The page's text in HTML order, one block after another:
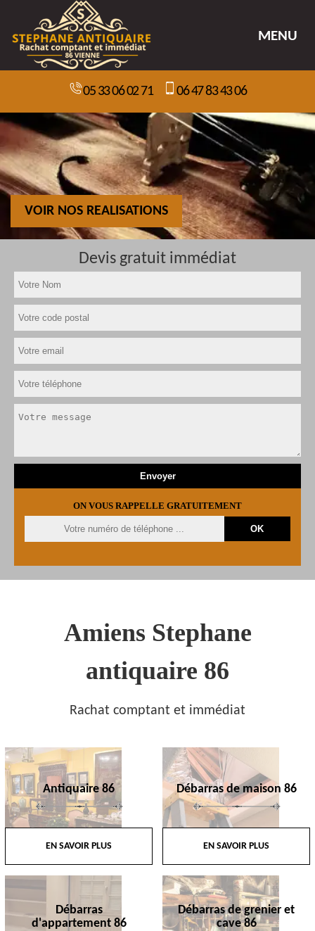
MENU
05 33 06 02 71 06 47 83 43 06
VOIR NOS REALISATIONS
Devis gratuit immédiat
ON VOUS RAPPELLE GRATUITEMENT
Amiens Stephane
antiquaire 86
Rachat comptant et immédiat
Antiquaire 86
EN SAVOIR PLUS
Débarras de maison 86
EN SAVOIR PLUS
Débarras
d'appartement 86
Débarras de grenier et
cave 86